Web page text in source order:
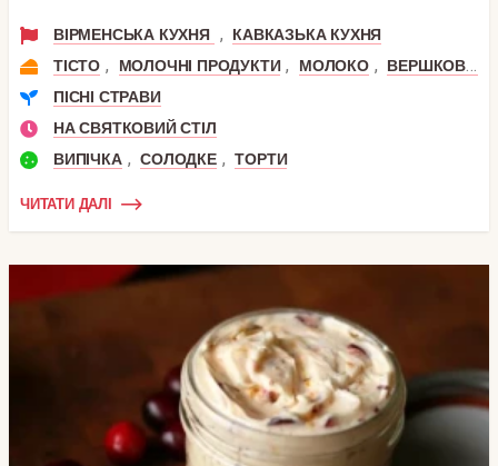
ВІРМЕНСЬКА КУХНЯ ,
КАВКАЗЬКА КУХНЯ
ТІСТО , МОЛОЧНІ ПРОДУКТИ , МОЛОКО ,
ВЕРШКОВЕ МАСЛО
ПІСНІ СТРАВИ
НА СВЯТКОВИЙ СТІЛ
ВИПІЧКА , СОЛОДКЕ , ТОРТИ
ЧИТАТИ ДАЛІ